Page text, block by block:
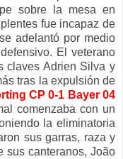
sobre la mesa en
fue incapaz de
adelantó por medio
El veterano
claves Adrien Silva y
tras la expulsión de
CP 0-1 Bayer 04
comenzaba con un
la eliminatoria
sus garras, raza y
sus canteranos, João